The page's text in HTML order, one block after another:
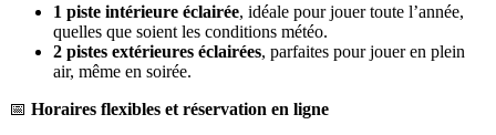
1 piste intérieure éclairée, idéale pour jouer toute l’année,
quelles que soient les conditions météo.
2 pistes extérieures éclairées, parfaites pour jouer en plein
air, même en soirée.
📅 Horaires flexibles et réservation en ligne